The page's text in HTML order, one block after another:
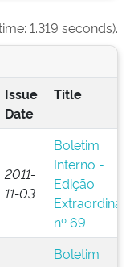
1.319 seconds).
Issue
Date
Title
2011-
11-03
Boletim
Interno -
Edição
nº 69
Boletim